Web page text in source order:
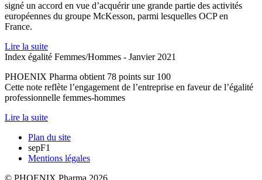
signé un accord en vue d’acquérir une grande partie des activités
européennes du groupe McKesson, parmi lesquelles OCP en
France.
Lire la suite
Index égalité Femmes/Hommes - Janvier 2021
PHOENIX Pharma obtient 78 points sur 100
Cette note reflète l’engagement de l’entreprise en faveur de l’égalité
professionnelle femmes-hommes
Lire la suite
Plan du site
sepF1
Mentions légales
© PHOENIX Pharma 2026